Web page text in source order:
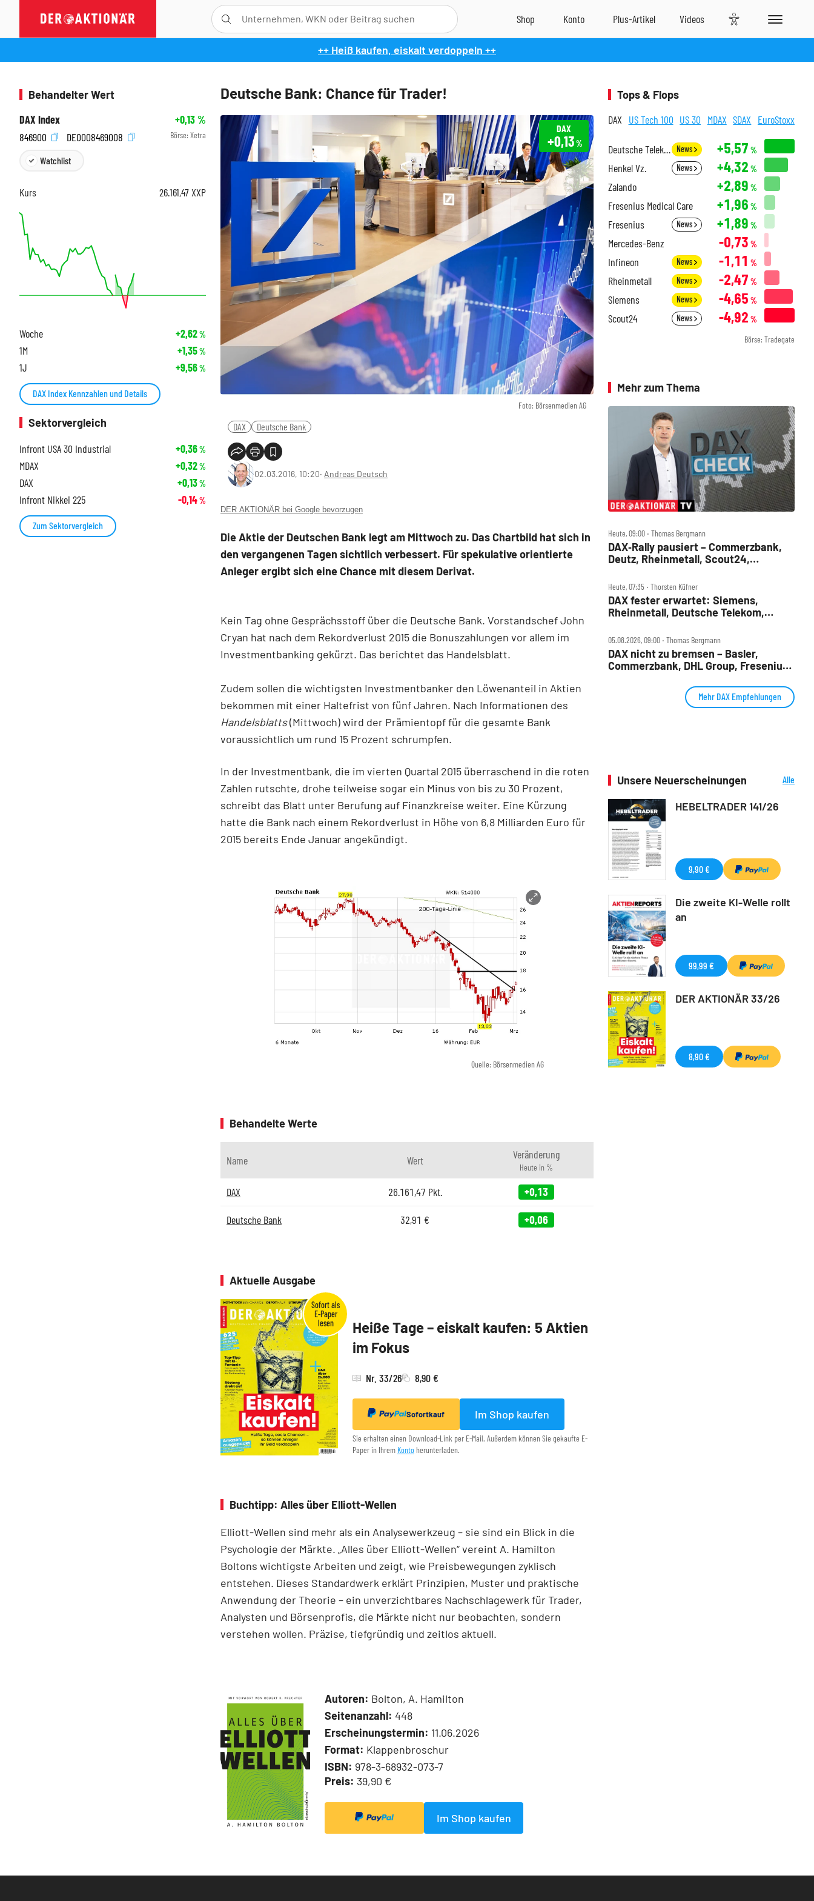
++ Heiß kaufen, eiskalt verdoppeln ++
Deutsche Bank: Chance für Trader!
Foto: Börsenmedien AG
DAX
+0,13%
DAX Deutsche Bank
02.03.2016, 10:20‧ Andreas Deutsch
DER AKTIONÄR bei Google bevorzugen
Die Aktie der Deutschen Bank legt am Mittwoch zu. Das Chartbild hat sich in
den vergangenen Tagen sichtlich verbessert. Für spekulative orientierte
Anleger ergibt sich eine Chance mit diesem Derivat.
Kein Tag ohne Gesprächsstoff über die Deutsche Bank. Vorstandschef John
Cryan hat nach dem Rekordverlust 2015 die Bonuszahlungen vor allem im
Investmentbanking gekürzt. Das berichtet das Handelsblatt.
Zudem sollen die wichtigsten Investmentbanker den Löwenanteil in Aktien
bekommen mit einer Haltefrist von fünf Jahren. Nach Informationen des
Handelsblatts(Mittwoch) wird der Prämientopf für die gesamte Bank
voraussichtlich um rund 15 Prozent schrumpfen.
In der Investmentbank, die im vierten Quartal 2015 überraschend in die roten
Zahlen rutschte, drohe teilweise sogar ein Minus von bis zu 30 Prozent,
schreibt das Blatt unter Berufung auf Finanzkreise weiter. Eine Kürzung
hatte die Bank nach einem Rekordverlust in Höhe von 6,8 Milliarden Euro für
2015 bereits Ende Januar angekündigt.
Quelle: Börsenmedien AG
Behandelte Werte
Name Wert Veränderung
Heute in %
DAX 26.161,47 Pkt. +0,13
Deutsche Bank 32,91 € +0,06
Aktuelle Ausgabe
Heiße Tage – eiskalt kaufen: 5 Aktien
im Fokus
Nr. 33/26 8,90 €
Sofortkauf Im Shop kaufen
Sie erhalten einen Download-Link per E-Mail. Außerdem können Sie gekaufte E-
Paper in Ihrem Konto herunterladen.
Buchtipp: Alles über Elliott-Wellen
Elliott-Wellen sind mehr als ein Analysewerkzeug – sie sind ein Blick in die
Psychologie der Märkte. „Alles über Elliott-Wellen“ vereint A. Hamilton
Boltons wichtigste Arbeiten und zeigt, wie Preisbewegungen zyklisch
entstehen. Dieses Standardwerk erklärt Prinzipien, Muster und praktische
Anwendung der Theorie – ein unverzichtbares Nachschlagewerk für Trader,
Analysten und Börsenprofis, die Märkte nicht nur beobachten, sondern
verstehen wollen. Präzise, tiefgründig und zeitlos aktuell.
Autoren: Bolton, A. Hamilton
Seitenanzahl: 448
Erscheinungstermin: 11.06.2026
Format: Klappenbroschur
ISBN: 978-3-68932-073-7
Preis: 39,90 €
Im Shop kaufen
Behandelter Wert
DAX Index
+0,13%
846900
DE0008469008 Börse: Xetra
Watchlist
Kurs 26.161,47XXP
Woche +2,62%
1M +1,35%
1J +9,56%
DAX Index Kennzahlen und Details
Sektorvergleich
Infront USA 30 Industrial
+0,36%
MDAX +0,32%
DAX +0,13%
Infront Nikkei 225 -0,14%
Zum Sektorvergleich
Tops & Flops
DAX US Tech 100 US 30 MDAX SDAX EuroStoxx
Deutsche Telekom News +5,57 %
Henkel Vz. News +4,32 %
Zalando +2,89 %
Fresenius Medical Care +1,96 %
Fresenius News +1,89 %
Mercedes-Benz -0,73 %
Infineon News -1,11 %
Rheinmetall News -2,47 %
Siemens News -4,65 %
Scout24 News -4,92 %
Börse: Tradegate
Mehr zum Thema
Heute, 09:00 ‧ Thomas Bergmann
DAX‑Rally pausiert – Commerzbank,
Deutz, Rheinmetall, Scout24,
Check
Heute, 07:35 ‧ Thorsten Küfner
DAX fester erwartet: Siemens,
Rheinmetall, Deutsche Telekom,
05.08.2026, 09:00 ‧ Thomas Bergmann
DAX nicht zu bremsen – Basler,
Commerzbank, DHL Group, Fresenius,
Mehr DAX Empfehlungen
Unsere Neuerscheinungen
Alle
HEBELTRADER 141/26
9,90 €
Die zweite KI-Welle rollt
an
99,99 €
DER AKTIONÄR 33/26
8,90 €